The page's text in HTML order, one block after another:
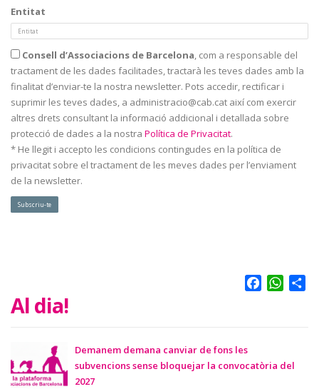
Entitat
Consell d’Associacions de Barcelona, com a responsable del
tractament de les dades facilitades, tractarà les teves dades amb la
finalitat d’enviar-te la nostra newsletter. Pots accedir, rectificar i
suprimir les teves dades, a administracio@cab.cat així com exercir
altres drets consultant la informació addicional i detallada sobre
protecció de dades a la nostra Política de Privacitat.
* He llegit i accepto les condicions contingudes en la política de
privacitat sobre el tractament de les meves dades per l’enviament
de la newsletter.
Subscriu-te
Facebook
Al dia!
Demanem demana canviar de fons les
subvencions sense bloquejar la convocatòria del
2027